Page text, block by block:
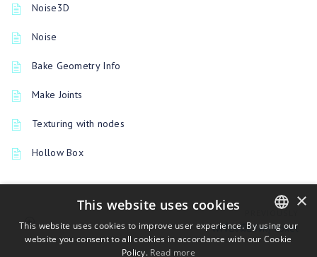
Noise3D
Noise
Bake Geometry Info
Make Joints
Texturing with nodes
Hollow Box
เครื่องมือวัตถุ Voxel
ENGLISH
×
This website uses cookies
This website uses cookies to improve user experience. By using our
website you consent to all cookies in accordance with our Cookie
Policy. Read more